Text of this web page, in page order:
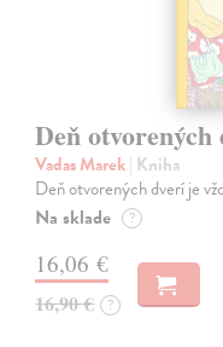
Deň
Vadas Marek| Kniha
Deň otvorených dverí je
Na sklade ?
16,06 €
16,90 € ?